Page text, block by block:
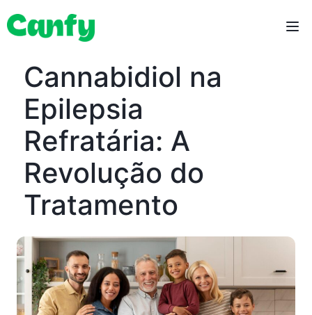
Cannabidiol na
Epilepsia
Refratária: A
Revolução do
Tratamento